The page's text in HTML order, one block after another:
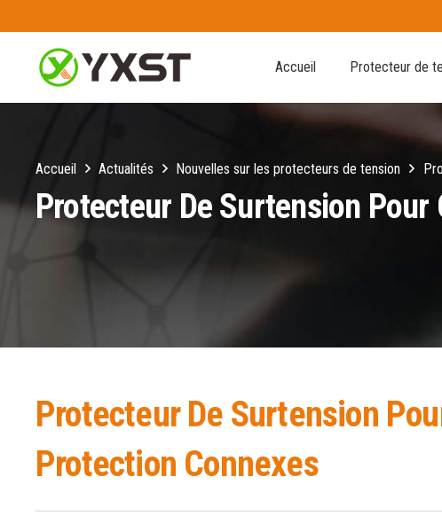
Accueil Protecteur de
Accueil Actualités Nouvelles sur les protecteurs de tension
Protecteur De Surtension
Protecteur De Surtension
Protection Connexes